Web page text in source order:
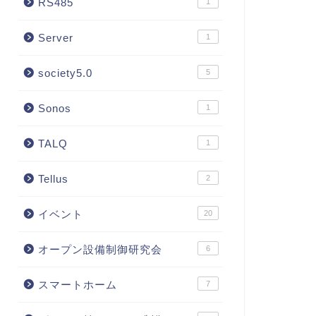
RS485
Server 1
society5.0 5
Sonos 1
TALQ 1
Tellus 2
イベント 20
オープン設備制御研究会 6
スマートホーム 7